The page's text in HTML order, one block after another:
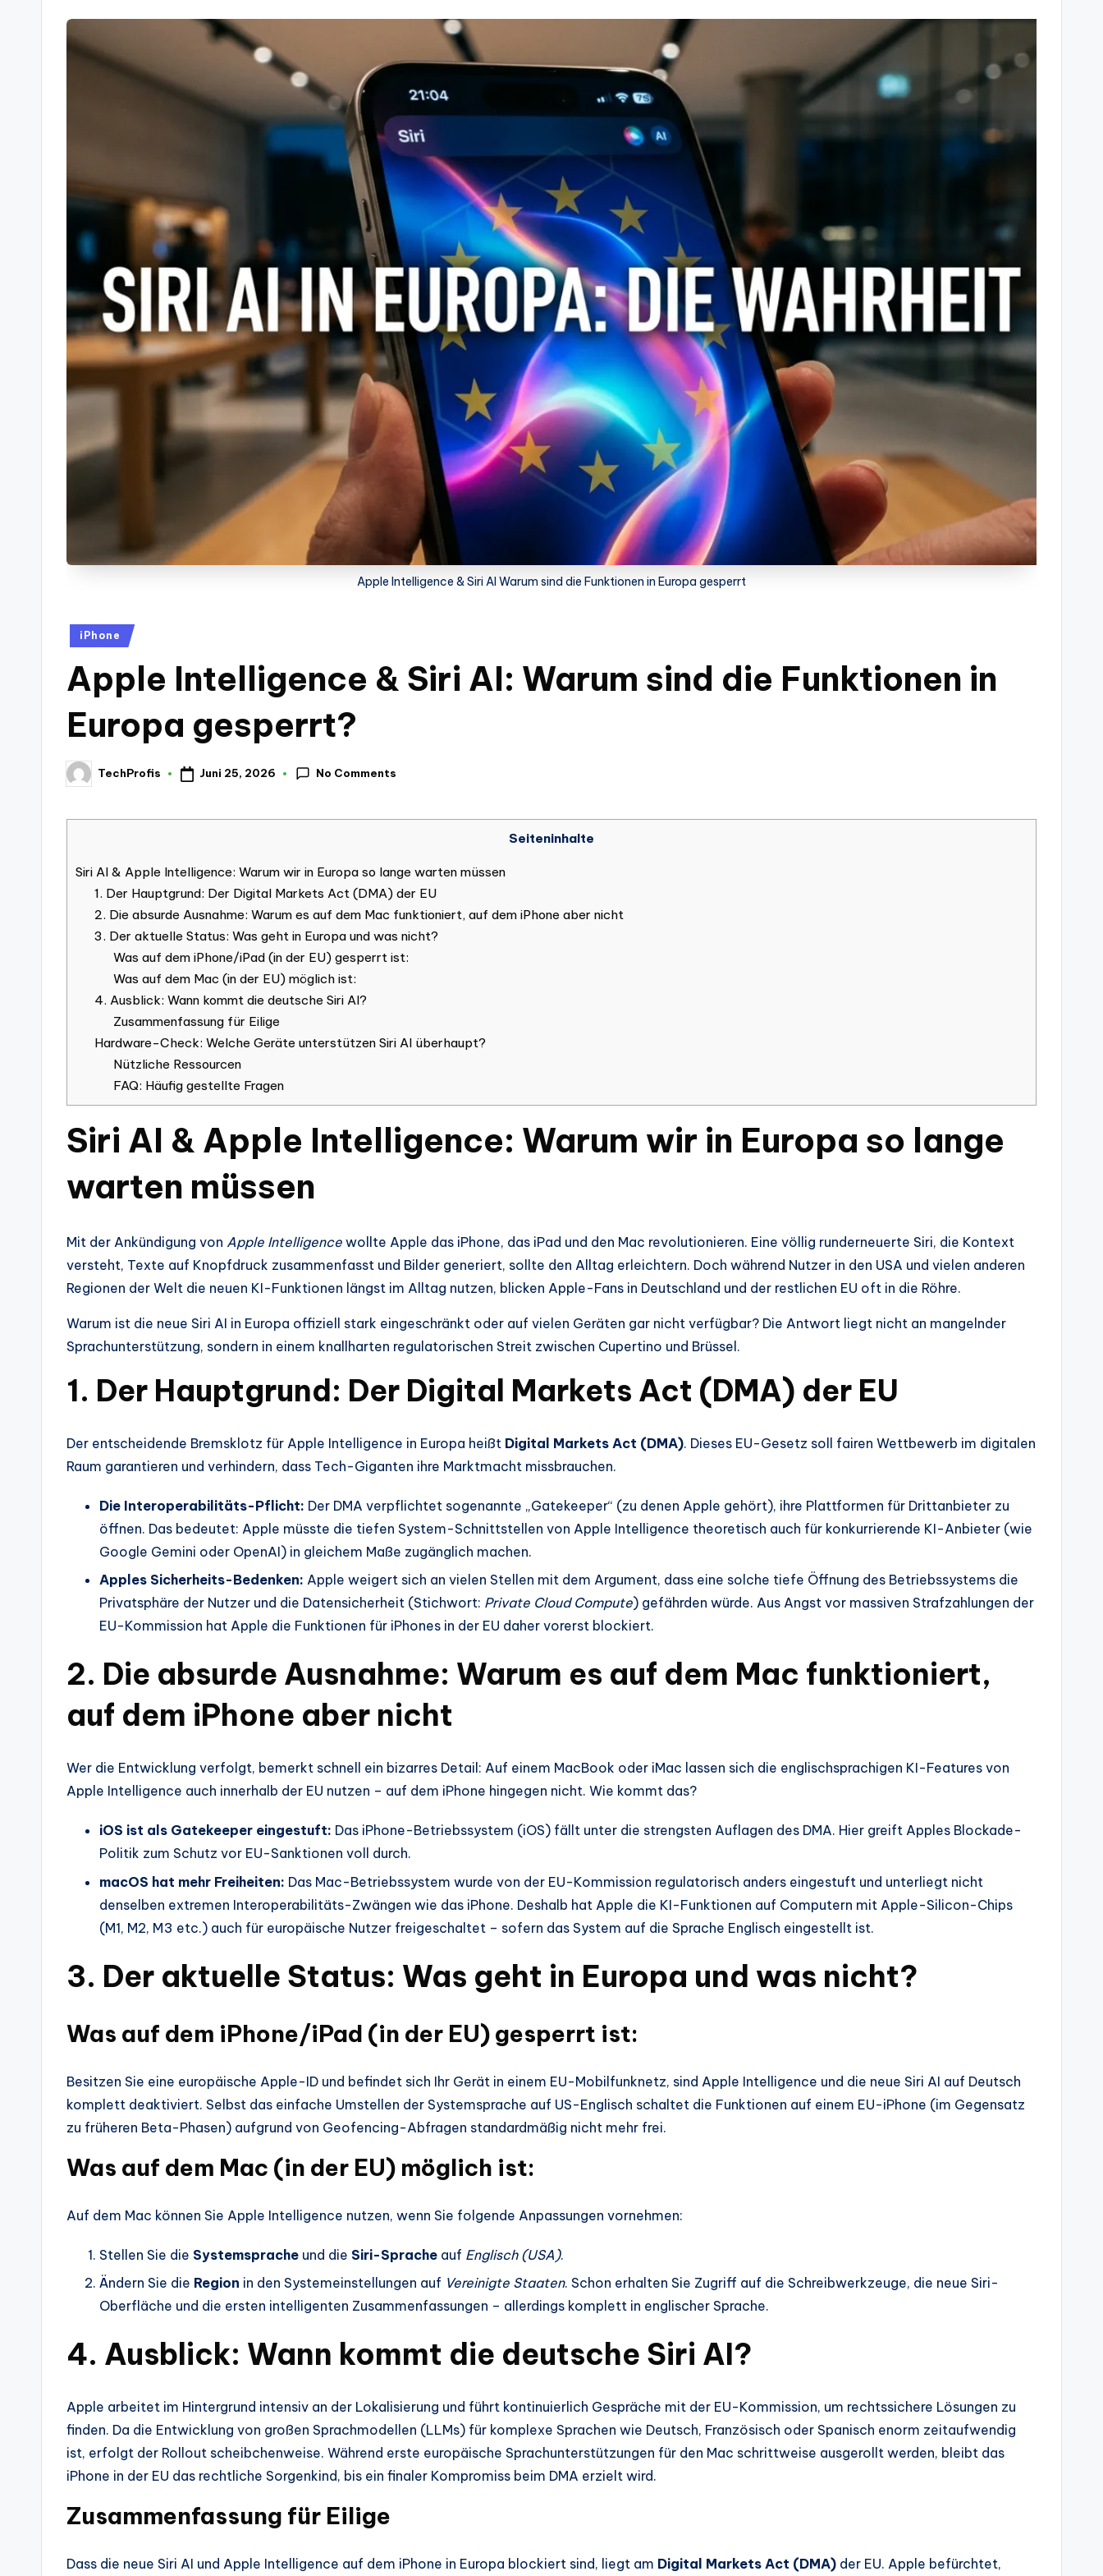
Berichte
Apple Intelligence & Siri AI Warum sind die Funktionen in Europa gesperrt
Posted
iPhone
Apple Intelligence & Siri AI: Warum sind die Funktionen in
Europa gesperrt?
Posted
by
TechProfis Juni 25, 2026 No Comments
Seiteninhalte
Siri AI & Apple Intelligence: Warum wir in Europa so lange warten müssen
1. Der Hauptgrund: Der Digital Markets Act (DMA) der EU
2. Die absurde Ausnahme: Warum es auf dem Mac funktioniert, auf dem iPhone aber nicht
3. Der aktuelle Status: Was geht in Europa und was nicht?
Was auf dem iPhone/iPad (in der EU) gesperrt ist:
Was auf dem Mac (in der EU) möglich ist:
4. Ausblick: Wann kommt die deutsche Siri AI?
Zusammenfassung für Eilige
Hardware-Check: Welche Geräte unterstützen Siri AI überhaupt?
Nützliche Ressourcen
FAQ: Häufig gestellte Fragen
Siri AI & Apple Intelligence: Warum wir in Europa so lange
warten müssen
Mit der Ankündigung von Apple Intelligence wollte Apple das iPhone, das iPad und den Mac revolutionieren. Eine völlig runderneuerte Siri, die Kontext
versteht, Texte auf Knopfdruck zusammenfasst und Bilder generiert, sollte den Alltag erleichtern. Doch während Nutzer in den USA und vielen anderen
Regionen der Welt die neuen KI-Funktionen längst im Alltag nutzen, blicken Apple-Fans in Deutschland und der restlichen EU oft in die Röhre.
Warum ist die neue Siri AI in Europa offiziell stark eingeschränkt oder auf vielen Geräten gar nicht verfügbar? Die Antwort liegt nicht an mangelnder
Sprachunterstützung, sondern in einem knallharten regulatorischen Streit zwischen Cupertino und Brüssel.
1. Der Hauptgrund: Der Digital Markets Act (DMA) der EU
Der entscheidende Bremsklotz für Apple Intelligence in Europa heißt Digital Markets Act (DMA). Dieses EU-Gesetz soll fairen Wettbewerb im digitalen
Raum garantieren und verhindern, dass Tech-Giganten ihre Marktmacht missbrauchen.
Die Interoperabilitäts-Pflicht: Der DMA verpflichtet sogenannte „Gatekeeper“ (zu denen Apple gehört), ihre Plattformen für Drittanbieter zu
öffnen. Das bedeutet: Apple müsste die tiefen System-Schnittstellen von Apple Intelligence theoretisch auch für konkurrierende KI-Anbieter (wie
Google Gemini oder OpenAI) in gleichem Maße zugänglich machen.
Apples Sicherheits-Bedenken: Apple weigert sich an vielen Stellen mit dem Argument, dass eine solche tiefe Öffnung des Betriebssystems die
Privatsphäre der Nutzer und die Datensicherheit (Stichwort: Private Cloud Compute) gefährden würde. Aus Angst vor massiven Strafzahlungen der
EU-Kommission hat Apple die Funktionen für iPhones in der EU daher vorerst blockiert.
2. Die absurde Ausnahme: Warum es auf dem Mac funktioniert,
auf dem iPhone aber nicht
Wer die Entwicklung verfolgt, bemerkt schnell ein bizarres Detail: Auf einem MacBook oder iMac lassen sich die englischsprachigen KI-Features von
Apple Intelligence auch innerhalb der EU nutzen – auf dem iPhone hingegen nicht. Wie kommt das?
iOS ist als Gatekeeper eingestuft: Das iPhone-Betriebssystem (iOS) fällt unter die strengsten Auflagen des DMA. Hier greift Apples Blockade-
Politik zum Schutz vor EU-Sanktionen voll durch.
macOS hat mehr Freiheiten: Das Mac-Betriebssystem wurde von der EU-Kommission regulatorisch anders eingestuft und unterliegt nicht
denselben extremen Interoperabilitäts-Zwängen wie das iPhone. Deshalb hat Apple die KI-Funktionen auf Computern mit Apple-Silicon-Chips
(M1, M2, M3 etc.) auch für europäische Nutzer freigeschaltet – sofern das System auf die Sprache Englisch eingestellt ist.
3. Der aktuelle Status: Was geht in Europa und was nicht?
Was auf dem iPhone/iPad (in der EU) gesperrt ist:
Besitzen Sie eine europäische Apple-ID und befindet sich Ihr Gerät in einem EU-Mobilfunknetz, sind Apple Intelligence und die neue Siri AI auf Deutsch
komplett deaktiviert. Selbst das einfache Umstellen der Systemsprache auf US-Englisch schaltet die Funktionen auf einem EU-iPhone (im Gegensatz
zu früheren Beta-Phasen) aufgrund von Geofencing-Abfragen standardmäßig nicht mehr frei.
Was auf dem Mac (in der EU) möglich ist:
Auf dem Mac können Sie Apple Intelligence nutzen, wenn Sie folgende Anpassungen vornehmen:
Stellen Sie die Systemsprache und die Siri-Sprache auf Englisch (USA).
Ändern Sie die Region in den Systemeinstellungen auf Vereinigte Staaten. Schon erhalten Sie Zugriff auf die Schreibwerkzeuge, die neue Siri-
Oberfläche und die ersten intelligenten Zusammenfassungen – allerdings komplett in englischer Sprache.
4. Ausblick: Wann kommt die deutsche Siri AI?
Apple arbeitet im Hintergrund intensiv an der Lokalisierung und führt kontinuierlich Gespräche mit der EU-Kommission, um rechtssichere Lösungen zu
finden. Da die Entwicklung von großen Sprachmodellen (LLMs) für komplexe Sprachen wie Deutsch, Französisch oder Spanisch enorm zeitaufwendig
ist, erfolgt der Rollout scheibchenweise. Während erste europäische Sprachunterstützungen für den Mac schrittweise ausgerollt werden, bleibt das
iPhone in der EU das rechtliche Sorgenkind, bis ein finaler Kompromiss beim DMA erzielt wird.
Zusammenfassung für Eilige
Dass die neue Siri AI und Apple Intelligence auf dem iPhone in Europa blockiert sind, liegt am Digital Markets Act (DMA) der EU. Apple befürchtet,